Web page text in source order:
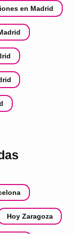
en Madrid
Hoy Zaragoza